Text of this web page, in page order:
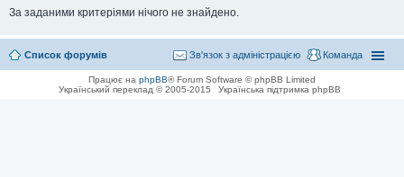
За заданими критеріями нічого не знайдено.
Список форумів Команда
Зв'язок з адміністрацією
Працює на phpBB® Forum Software © phpBB Limited
Український переклад © 2005-2015
Українська підтримка phpBB